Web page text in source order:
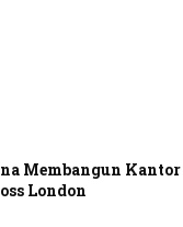
Membangun Kantor
London